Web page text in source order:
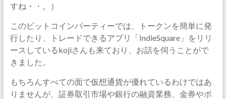
すね・・。）
このビットコインパーティーでは、トークンを簡単に発
行したり、トレードできるアプリ「IndieSquare」をリリ
ースしているkojiさんも来ており、お話を伺うことがで
きました。
もちろんすべての面で仮想通貨が優れているわけではあ
りませんが、証券取引市場や銀行の融資業務、金券やポ